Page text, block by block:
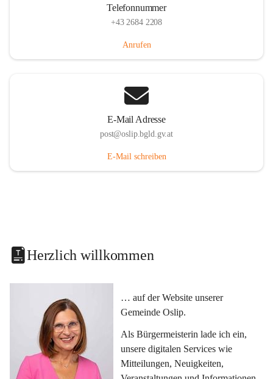
Telefonnummer
+43 2684 2208
Anrufen
E-Mail Adresse
post@oslip.bgld.gv.at
E-Mail schreiben
Herzlich willkommen
… auf der Website unserer
Gemeinde Oslip.
Als Bürgermeisterin lade ich ein,
unsere digitalen Services wie
Mitteilungen, Neuigkeiten,